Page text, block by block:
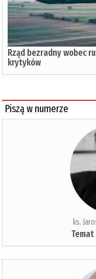
Rząd bezradny wobec
krytyków
Piszą w numerze
ks.